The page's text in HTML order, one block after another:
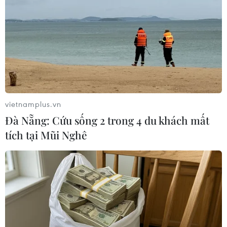
của Pháp vào mức nguy cơ cháy
rừng cao
Những lý do khiến du khách Ấn Độ
chuyển hướng sang Việt Nam
08/08/2026 23:58
Cộng hòa Dân chủ Congo ghi nhận
hơn 300 trẻ em tử vong do Ebola
08/08/2026 15:21
Đà Nẵng: Hỗ trợ 700 triệu đồng cho
vietnamplus.vn
Đà Nẵng: Cứu sống 2 trong 4 du khách mất
tích tại Mũi Nghê